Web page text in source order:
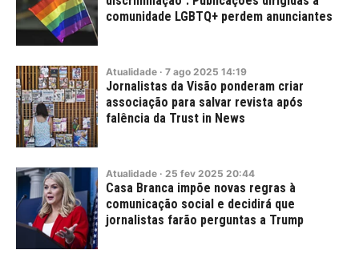
comunidade LGBTQ+ perdem anunciantes
Atualidade · 7 ago 2025 14:19
Jornalistas da Visão ponderam criar
associação para salvar revista após
falência da Trust in News
Atualidade · 25 fev 2025 20:44
Casa Branca impõe novas regras à
comunicação social e decidirá que
jornalistas farão perguntas a Trump